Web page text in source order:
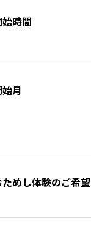
始時間
月
ためし体験のご希望